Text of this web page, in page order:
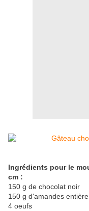
Ingrédients pour le
cm :
150 g de chocolat noir
150 g d'amandes
4 oeufs